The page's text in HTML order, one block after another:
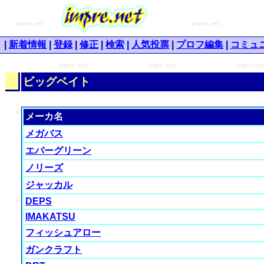
新着情報 登録 修正 検索 人気投票 プロフ編集 コミュ
ビッグベイト
メーカ名
メガバス
エバーグリーン
ノリーズ
ジャッカル
DEPS
IMAKATSU
フィッシュアロー
ガンクラフト